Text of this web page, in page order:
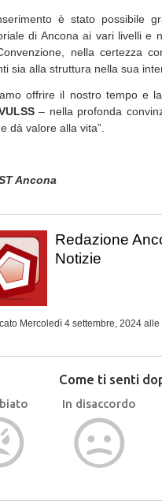
è stato possibile
di Ancona ai vari livelli e
nella certezza
sia alla struttura nella sua
offrire il nostro tempo e
– nella profonda
dà valore alla vita”.
Ancona
Redazione
Notizie
Mercoledì 4 settembre, 2024 alle
Come ti senti
In disaccordo